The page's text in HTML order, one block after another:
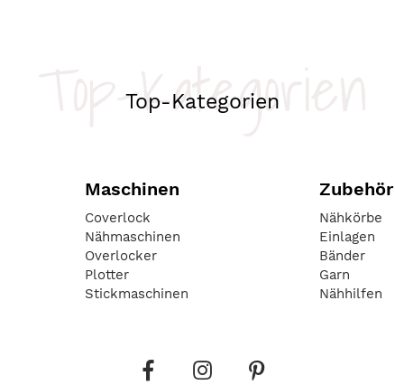
Top-Kategorien
Top-Kategorien
Maschinen
Coverlock
Nähmaschinen
Overlocker
Plotter
Stickmaschinen
Zubehör
Nähkörbe
Einlagen
Bänder
Garn
Nähhilfen